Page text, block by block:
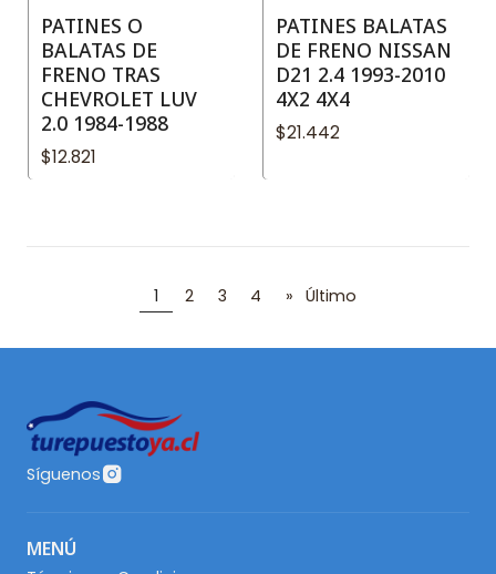
PATINES O
BALATAS DE
FRENO TRAS
CHEVROLET LUV
2.0 1984-1988
$12.821
PATINES BALATAS
DE FRENO NISSAN
D21 2.4 1993-2010
4X2 4X4
$21.442
1 2 3 4 » Último
Síguenos
MENÚ